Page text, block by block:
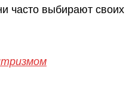
выбирают